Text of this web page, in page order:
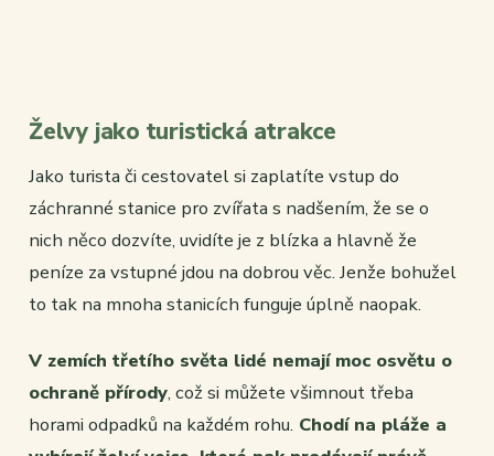
Želvy jako turistická atrakce
Jako turista či cestovatel si zaplatíte vstup do
záchranné stanice pro zvířata s nadšením, že se o
nich něco dozvíte, uvidíte je z blízka a hlavně že
peníze za vstupné jdou na dobrou věc. Jenže bohužel
to tak na mnoha stanicích funguje úplně naopak.
V zemích třetího světa lidé nemají moc osvětu o
ochraně přírody, což si můžete všimnout třeba
horami odpadků na každém rohu. Chodí na pláže a